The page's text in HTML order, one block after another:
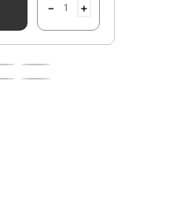
＋
－